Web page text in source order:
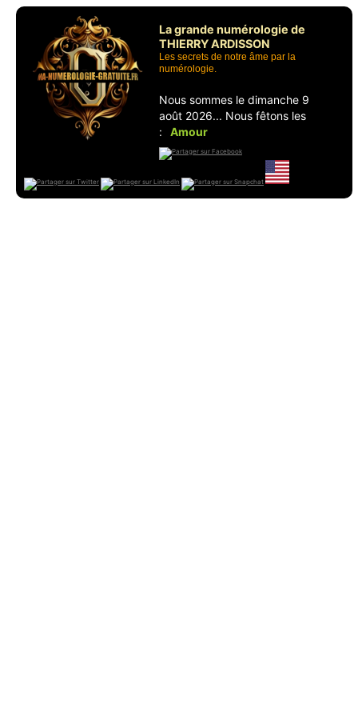
La grande numérologie de
THIERRY ARDISSON
Les secrets de notre âme par la
numérologie.
Nous sommes le dimanche 9
août 2026... Nous fêtons les
:
Amour